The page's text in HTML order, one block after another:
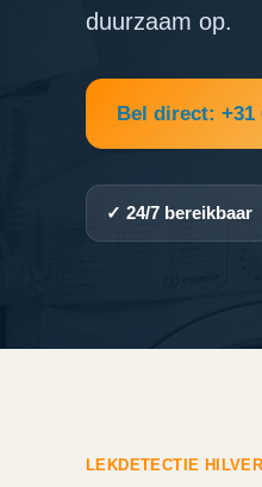
duurzaam op.
Bel direct: +31
✓ 24/7 bereikbaar
LEKDETECTIE